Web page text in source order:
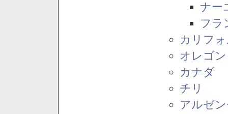
ナー
フラ
カリフ
オレゴ
カナダ
チリ
アルゼ